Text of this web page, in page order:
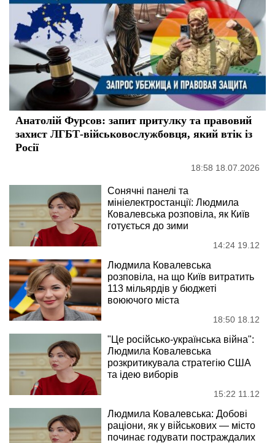
Анатолій Фурсов: запит притулку та правовий
захист ЛГБТ-військовослужбовця, який втік із
Росії
18:58 18.07.2026
Сонячні панелі та
мініелектростанції: Людмила
Ковалевська розповіла, як Київ
готується до зими
14:24 19.12
Людмила Ковалевська
розповіла, на що Київ витратить
113 мільярдів у бюджеті
воюючого міста
18:50 18.12
"Це російсько-українська війна":
Людмила Ковалевська
розкритикувала стратегію США
та ідею виборів
15:22 11.12
Людмила Ковалевська: Добові
раціони, як у військових — місто
починає годувати постраждалих